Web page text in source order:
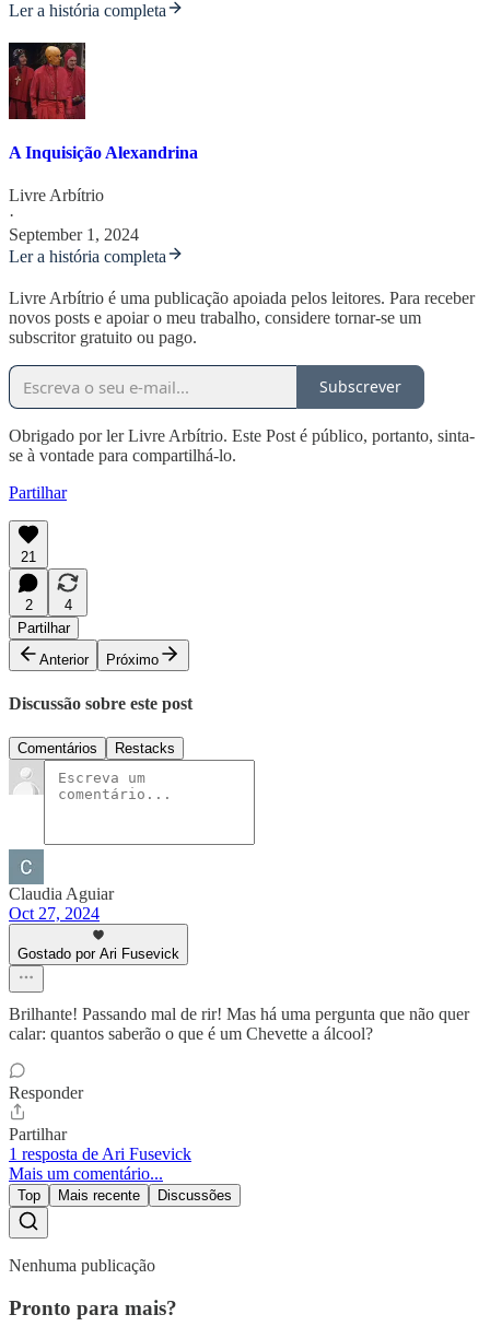
Ler a história completa
A Inquisição Alexandrina
Livre Arbítrio
·
September 1, 2024
Ler a história completa
Livre Arbítrio é uma publicação apoiada pelos leitores. Para receber
novos posts e apoiar o meu trabalho, considere tornar-se um
subscritor gratuito ou pago.
Subscrever
Obrigado por ler Livre Arbítrio. Este Post é público, portanto, sinta-
se à vontade para compartilhá-lo.
Partilhar
21
2
4
Partilhar
Anterior
Próximo
Discussão sobre este post
Comentários Restacks
Claudia Aguiar
Oct 27, 2024
Gostado por Ari Fusevick
Brilhante! Passando mal de rir! Mas há uma pergunta que não quer
calar: quantos saberão o que é um Chevette a álcool?
Responder
Partilhar
1 resposta de Ari Fusevick
Mais um comentário...
Top Mais recente Discussões
Nenhuma publicação
Pronto para mais?